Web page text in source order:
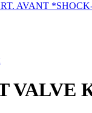
AVANT *SHOCK-
VALVE